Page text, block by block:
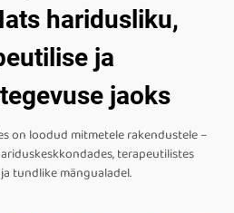
haridusliku,
ja
jaoks
on loodud mitmetele rakendustele –
terapeutilistes
tundlike mängualadel.